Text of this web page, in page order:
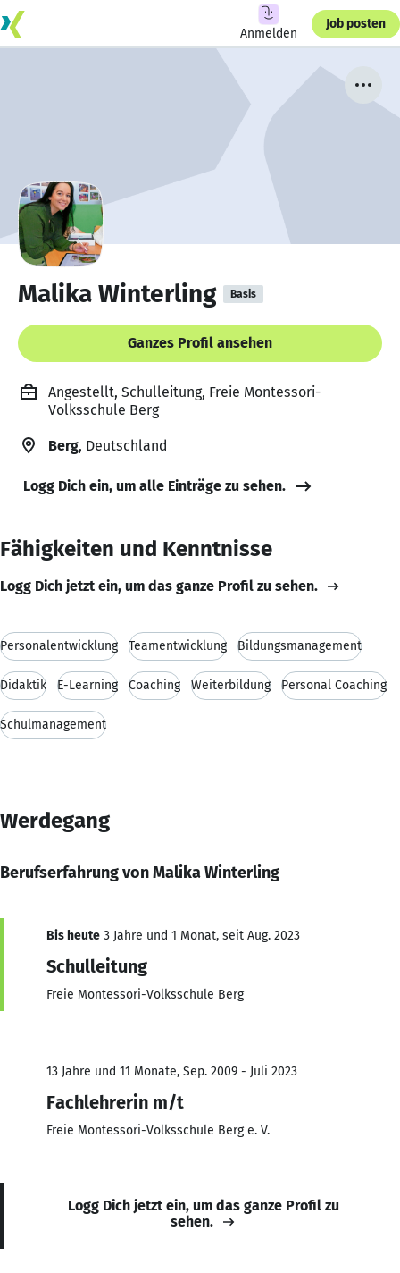
Anmelden
Job posten
Malika Winterling Basis
Ganzes Profil ansehen
Angestellt, Schulleitung, Freie Montessori-
Volksschule Berg
Berg, Deutschland
Logg Dich ein, um alle Einträge zu sehen.
Fähigkeiten und Kenntnisse
Logg Dich jetzt ein, um das ganze Profil zu sehen.
Personalentwicklung Teamentwicklung Bildungsmanagement
Didaktik E-Learning Coaching Weiterbildung Personal Coaching
Schulmanagement
Werdegang
Berufserfahrung von Malika Winterling
Bis heute 3 Jahre und 1 Monat, seit Aug. 2023
Schulleitung
Freie Montessori-Volksschule Berg
13 Jahre und 11 Monate, Sep. 2009 - Juli 2023
Fachlehrerin m/t
Freie Montessori-Volksschule Berg e. V.
Logg Dich jetzt ein, um das ganze Profil zu
sehen.